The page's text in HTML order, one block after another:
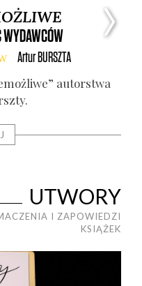
WYDAWCÓW
ArturBURSZTA
autor­stwa
UTWORY
I ZAPOWIEDZI
KSIĄŻEK